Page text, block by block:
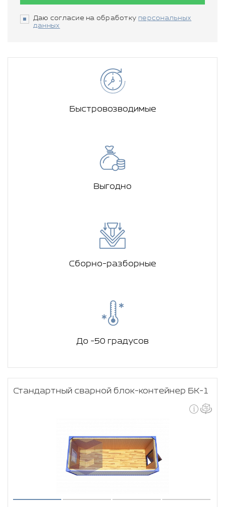
Даю согласие на обработку персональных
данных
Быстровозводимые
Выгодно
Сборно-разборные
До -50 градусов
Стандартный сварной блок-контейнер БК-1